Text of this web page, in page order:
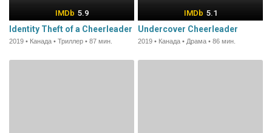
5.9
Identity Theft of a Cheerleader
2019 • Канада • Триллер • 87 мин.
5.1
Undercover Cheerleader
2019 • Канада • Драма • 86 мин.